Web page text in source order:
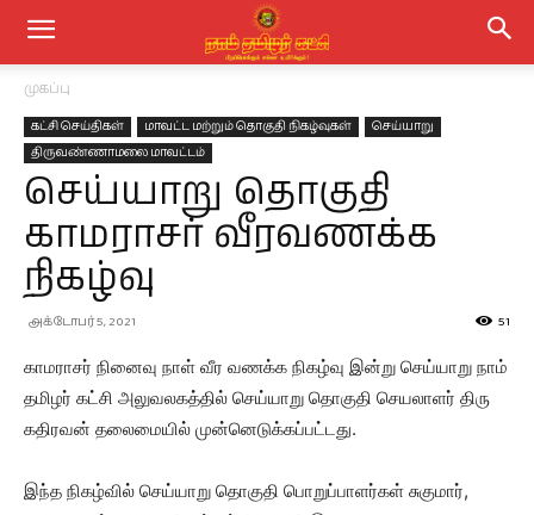
முகப்பு
கட்சி செய்திகள் மாவட்ட மற்றும் தொகுதி நிகழ்வுகள்
செய்யாறு
திருவண்ணாமலை மாவட்டம்
செய்யாறு தொகுதி
காமராசர் வீரவணக்க
நிகழ்வு
அக்டோபர் 5, 2021 51
காமராசர் நினைவு நாள் வீர வணக்க நிகழ்வு இன்று செய்யாறு நாம்
தமிழர் கட்சி அலுவலகத்தில் செய்யாறு தொகுதி செயலாளர் திரு
கதிரவன் தலைமையில் முன்னெடுக்கப்பட்டது.
இந்த நிகழ்வில் செய்யாறு தொகுதி பொறுப்பாளர்கள் சுகுமார்,